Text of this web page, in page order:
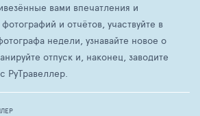
вами впечатления и
и отчётов, участвуйте в
недели, узнавайте новое о
отпуск и, наконец, заводите
РуТравеллер.